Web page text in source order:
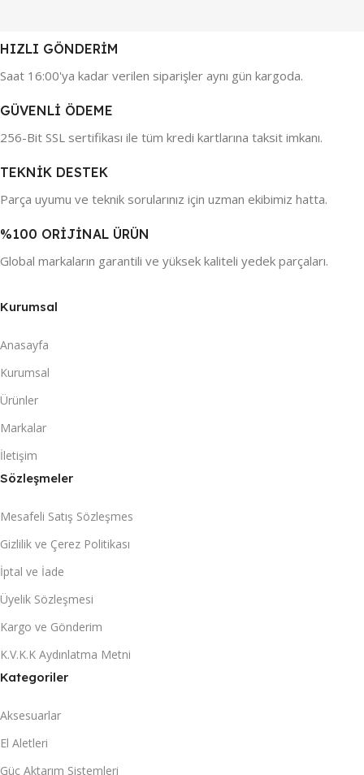
HIZLI GÖNDERİM
Saat 16:00'ya kadar verilen siparişler aynı gün kargoda.
GÜVENLİ ÖDEME
256-Bit SSL sertifikası ile tüm kredi kartlarına taksit imkanı.
TEKNİK DESTEK
Parça uyumu ve teknik sorularınız için uzman ekibimiz hatta.
%100 ORİJİNAL ÜRÜN
Global markaların garantili ve yüksek kaliteli yedek parçaları.
Kurumsal
Anasayfa
Kurumsal
Ürünler
Markalar
İletişim
Sözleşmeler
Mesafeli Satış Sözleşmes
Gizlilik ve Çerez Politikası
İptal ve İade
Üyelik Sözleşmesi
Kargo ve Gönderim
K.V.K.K Aydınlatma Metni
Kategoriler
Aksesuarlar
El Aletleri
Güç Aktarım Sistemleri